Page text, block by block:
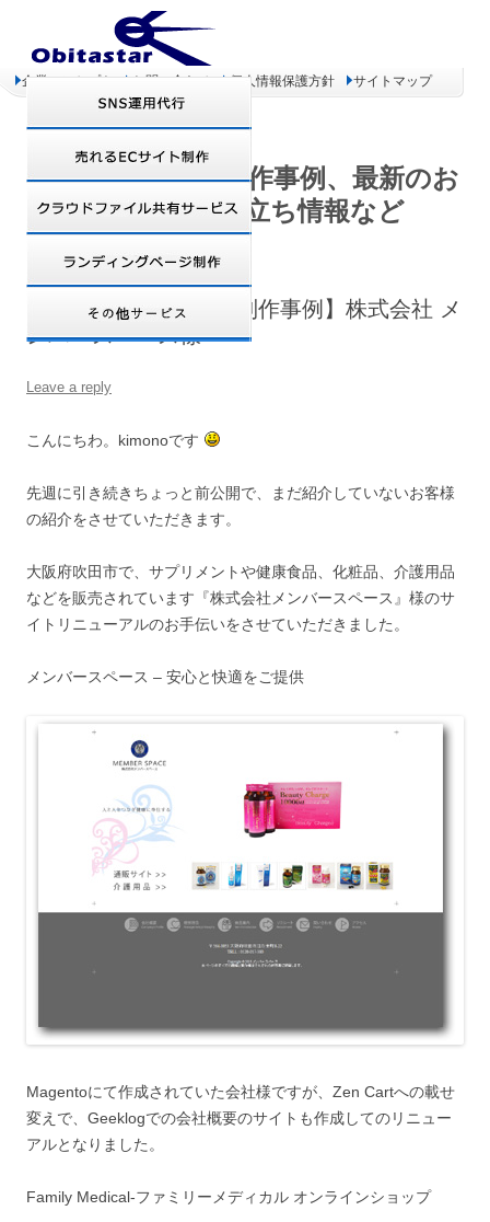
企業コンセプト お問い合わせ 個人情報保護方針 サイトマップ
オビタスター 制作事例、最新のお
得情報、お役立ち情報など
【Zen Cart、Geeklog制作事例】株式会社 メ
ンバースペース様
Leave a reply
こんにちわ。kimonoです
先週に引き続きちょっと前公開で、まだ紹介していないお客様
の紹介をさせていただきます。
大阪府吹田市で、サプリメントや健康食品、化粧品、介護用品
などを販売されています『株式会社メンバースペース』様のサ
イトリニューアルのお手伝いをさせていただきました。
メンバースペース – 安心と快適をご提供
Magentoにて作成されていた会社様ですが、Zen Cartへの載せ
変えで、Geeklogでの会社概要のサイトも作成してのリニュー
アルとなりました。
Family Medical-ファミリーメディカル オンラインショップ